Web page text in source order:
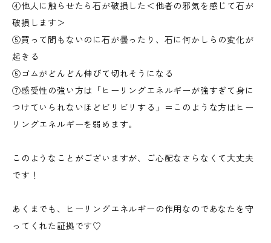
④他人に触らせたら石が破損した＜他者の邪気を感じて石が
破損します＞
⑤買って間もないのに石が曇ったり、石に何かしらの変化が
起きる
⑥ゴムがどんどん伸びて切れそうになる
⑦感受性の強い方は「ヒーリングエネルギーが強すぎて身に
つけていられないほどビリビリする」＝このような方はヒー
リングエネルギーを弱めます。
このようなことがございますが、ご心配なさらなくて大丈夫
です！
あくまでも、ヒーリングエネルギーの作用なのであなたを守
ってくれた証拠です♡